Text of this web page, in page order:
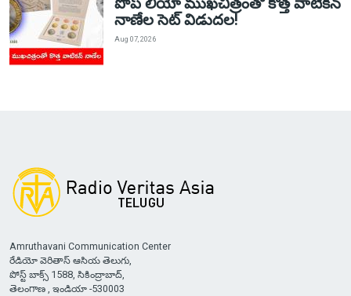
నాణేల సెట్ విడుదల!
Aug 07, 2026
Amruthavani Communication Center
రేడియో వెరితాస్ ఆసియ తెలుగు,
పోస్ట్ బాక్స్ 1588, సికింద్రాబాద్,
తెలంగాణ , ఇండియా -530003